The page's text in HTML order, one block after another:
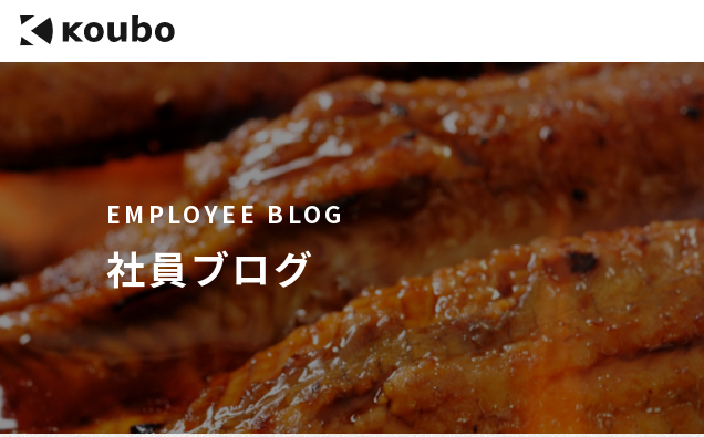
EMPLOYEE BLOG
社員ブログ